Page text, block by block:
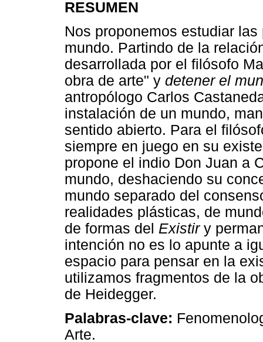
RESUMEN
Nos proponemos estudiar
mundo. Partindo de la
desarrollada por el filósofo
obra de arte" y detener el
antropólogo Carlos
instalación de un mundo,
sentido abierto. Para el
siempre en juego en su
propone el indio Don Juan a
mundo, deshaciendo su
mundo separado del
realidades plásticas, de
de formas del Existir y
intención no es lo apunte a
espacio para pensar en la
utilizamos fragmentos de la
de Heidegger.
Palabras-clave:
Arte.